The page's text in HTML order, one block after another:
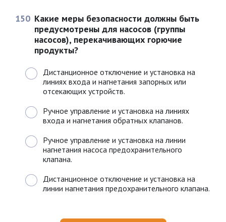
150 Какие меры безопасности должны быть
предусмотрены для насосов (группы
насосов), перекачивающих горючие
продукты?
Дистанционное отключение и установка на
линиях входа и нагнетания запорных или
отсекающих устройств.
Ручное управление и установка на линиях
входа и нагнетания обратных клапанов.
Ручное управление и установка на линии
нагнетания насоса предохранительного
клапана.
Дистанционное отключение и установка на
линии нагнетания предохранительного клапана.